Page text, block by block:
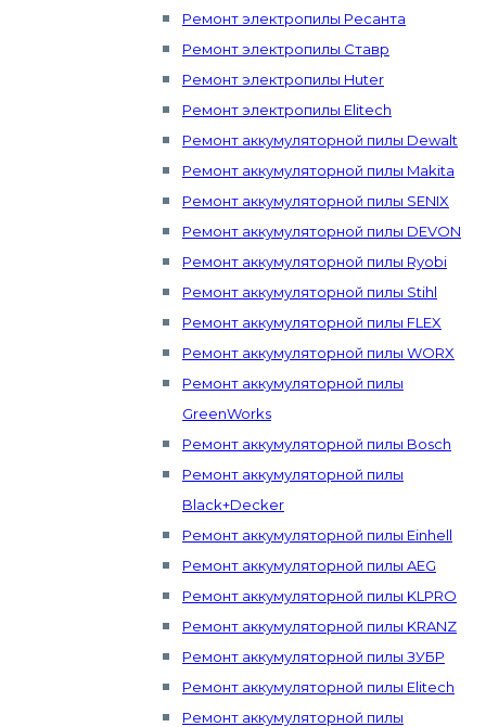
Ремонт электропилы Ресанта
Ремонт электропилы Ставр
Ремонт электропилы Huter
Ремонт электропилы Elitech
Ремонт аккумуляторной пилы Dewalt
Ремонт аккумуляторной пилы Makita
Ремонт аккумуляторной пилы SENIX
Ремонт аккумуляторной пилы DEVON
Ремонт аккумуляторной пилы Ryobi
Ремонт аккумуляторной пилы Stihl
Ремонт аккумуляторной пилы FLEX
Ремонт аккумуляторной пилы WORX
Ремонт аккумуляторной пилы
GreenWorks
Ремонт аккумуляторной пилы Bosch
Ремонт аккумуляторной пилы
Black+Decker
Ремонт аккумуляторной пилы Einhell
Ремонт аккумуляторной пилы AEG
Ремонт аккумуляторной пилы KLPRO
Ремонт аккумуляторной пилы KRANZ
Ремонт аккумуляторной пилы ЗУБР
Ремонт аккумуляторной пилы Elitech
Ремонт аккумуляторной пилы